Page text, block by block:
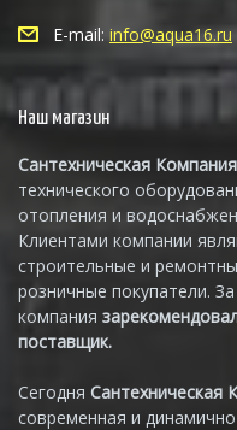
E-mail: info@aqua16.ru
Наш магазин
Сантехническая
технического
отопления и
Клиентами компании
строительные и
розничные покупатели.
компания
поставщик.
Сегодня Сантехническая
современная и